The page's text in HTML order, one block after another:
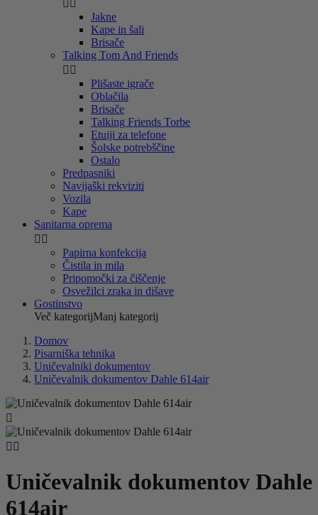
 
Jakne
Kape in šali
Brisače
Talking Tom And Friends
 
Plišaste igrače
Oblačila
Brisače
Talking Friends Torbe
Etuiji za telefone
Šolske potrebščine
Ostalo
Predpasniki
Navijaški rekviziti
Vozila
Kape
Sanitarna oprema
 
Papirna konfekcija
Čistila in mila
Pripomočki za čiščenje
Osvežilci zraka in dišave
Gostinstvo
Več kategorijManj kategorij
Domov
Pisarniška tehnika
Uničevalniki dokumentov
Uničevalnik dokumentov Dahle 614air

 
Uničevalnik dokumentov Dahle
614air